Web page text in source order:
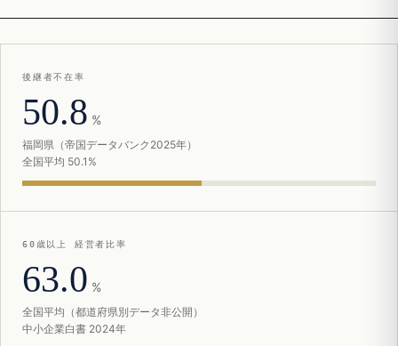
後継者不在率
50.8 %
福岡県（帝国データバンク2025年）
全国平均 50.1%
60歳以上 経営者比率
63.0 %
全国平均（都道府県別データ非公開）
中小企業白書 2024年